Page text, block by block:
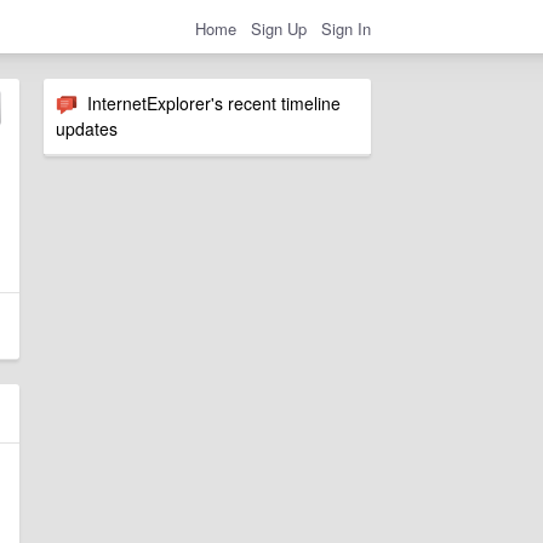
Home Sign Up Sign In
InternetExplorer's recent timeline
updates